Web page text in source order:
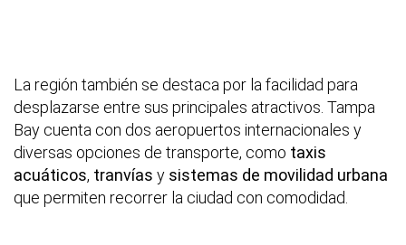
La región también se destaca por la facilidad para
desplazarse entre sus principales atractivos. Tampa
Bay cuenta con dos aeropuertos internacionales y
diversas opciones de transporte, como taxis
acuáticos, tranvías y sistemas de movilidad urbana
que permiten recorrer la ciudad con comodidad.